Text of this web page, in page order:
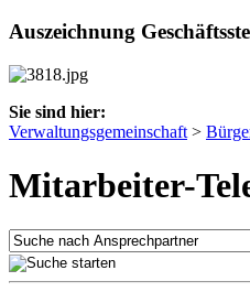
Auszeichnung
Sie sind hier:
Verwaltungsgemeinschaft >
Mitarbeiter-